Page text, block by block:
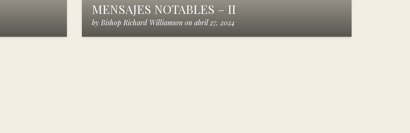
MENSAJES NOTABLES – II
by Bishop Richard Williamson on abril 27, 2024